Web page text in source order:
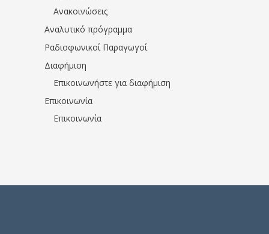
Ανακοινώσεις
Αναλυτικό πρόγραμμα
Ραδιοφωνικοί Παραγωγοί
Διαφήμιση
Επικοινωνήστε για διαφήμιση
Επικοινωνία
Επικοινωνία